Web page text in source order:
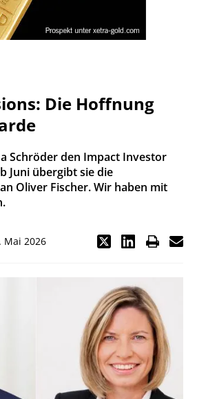
Die Hoffnung
Schröder den Impact Investor
Juni übergibt sie die
Oliver Fischer. Wir haben mit
Mai 2026